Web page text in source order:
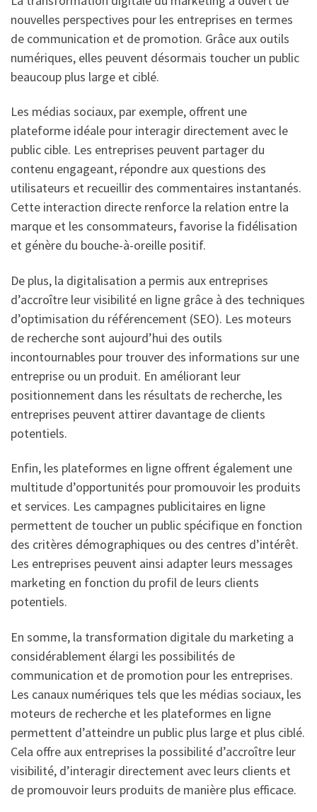
nouvelles perspectives pour les entreprises en termes
de communication et de promotion. Grâce aux outils
numériques, elles peuvent désormais toucher un public
beaucoup plus large et ciblé.
Les médias sociaux, par exemple, offrent une
plateforme idéale pour interagir directement avec le
public cible. Les entreprises peuvent partager du
contenu engageant, répondre aux questions des
utilisateurs et recueillir des commentaires instantanés.
Cette interaction directe renforce la relation entre la
marque et les consommateurs, favorise la fidélisation
et génère du bouche-à-oreille positif.
De plus, la digitalisation a permis aux entreprises
d’accroître leur visibilité en ligne grâce à des techniques
d’optimisation du référencement (SEO). Les moteurs
de recherche sont aujourd’hui des outils
incontournables pour trouver des informations sur une
entreprise ou un produit. En améliorant leur
positionnement dans les résultats de recherche, les
entreprises peuvent attirer davantage de clients
potentiels.
Enfin, les plateformes en ligne offrent également une
multitude d’opportunités pour promouvoir les produits
et services. Les campagnes publicitaires en ligne
permettent de toucher un public spécifique en fonction
des critères démographiques ou des centres d’intérêt.
Les entreprises peuvent ainsi adapter leurs messages
marketing en fonction du profil de leurs clients
potentiels.
En somme, la transformation digitale du marketing a
considérablement élargi les possibilités de
communication et de promotion pour les entreprises.
Les canaux numériques tels que les médias sociaux, les
moteurs de recherche et les plateformes en ligne
permettent d’atteindre un public plus large et plus ciblé.
Cela offre aux entreprises la possibilité d’accroître leur
visibilité, d’interagir directement avec leurs clients et
de promouvoir leurs produits de manière plus efficace.